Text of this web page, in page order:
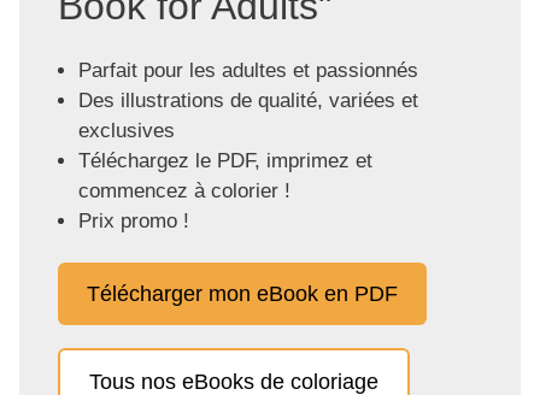
Parfait pour les adultes et passionnés
Des illustrations de qualité, variées et
exclusives
Téléchargez le PDF, imprimez et
commencez à colorier !
Prix promo !
Télécharger mon eBook en PDF
Tous nos eBooks de coloriage